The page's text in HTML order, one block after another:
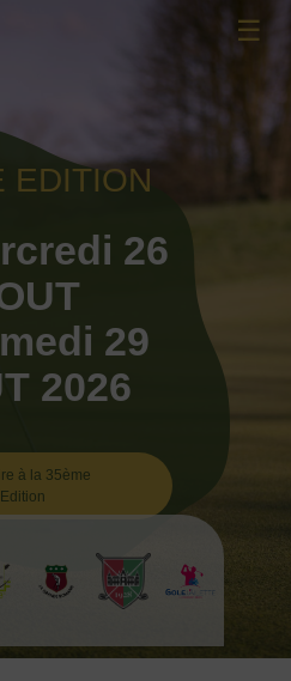
☰
EDITION
26
29
2026
à la 35ème
Edition